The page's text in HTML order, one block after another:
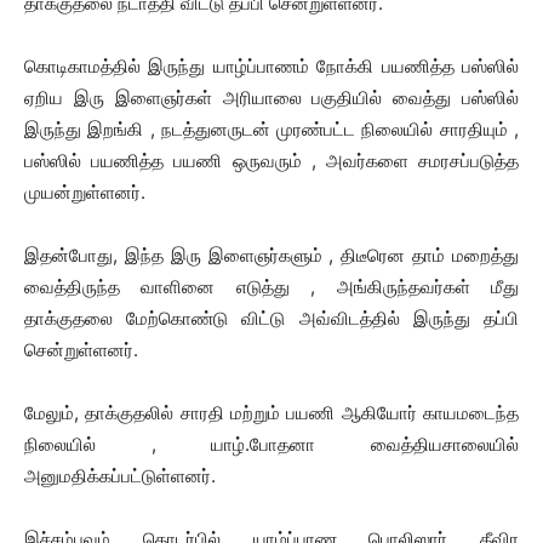
கொடிகாமத்தில் இருந்து யாழ்ப்பாணம் நோக்கி பயணித்த பஸ்ஸில்
ஏறிய இரு இளைஞர்கள் அரியாலை பகுதியில் வைத்து பஸ்ஸில்
இருந்து இறங்கி , நடத்துனருடன் முரண்பட்ட நிலையில் சாரதியும் ,
பஸ்ஸில் பயணித்த பயணி ஒருவரும் , அவர்களை சமரசப்படுத்த
முயன்றுள்ளனர்.
இதன்போது, இந்த இரு இளைஞர்களும் , திடீரென தாம் மறைத்து
வைத்திருந்த வாளினை எடுத்து , அங்கிருந்தவர்கள் மீது
தாக்குதலை மேற்கொண்டு விட்டு அவ்விடத்தில் இருந்து தப்பி
சென்றுள்ளனர்.
மேலும், தாக்குதலில் சாரதி மற்றும் பயணி ஆகியோர் காயமடைந்த
நிலையில் , யாழ்.போதனா வைத்தியசாலையில்
அனுமதிக்கப்பட்டுள்ளனர்.